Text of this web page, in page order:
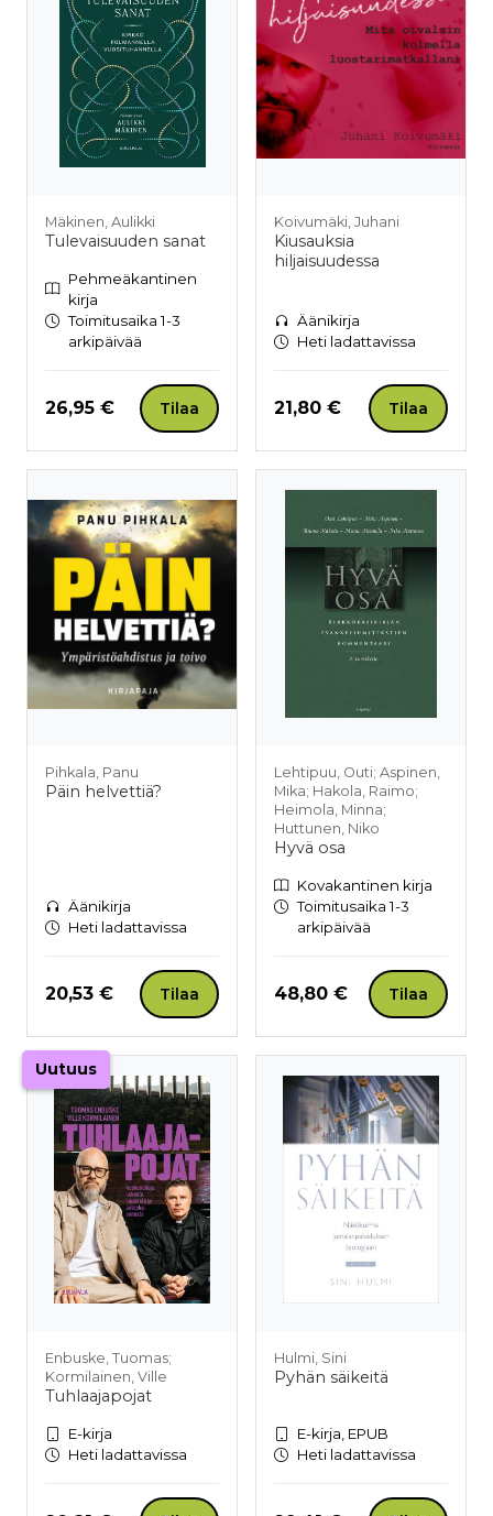
Mäkinen, Aulikki
Tulevaisuuden sanat
Pehmeäkantinen
kirja
Toimitusaika 1-3
arkipäivää
Hinta nyt
26,95 € Tilaa
Koivumäki, Juhani
Kiusauksia
hiljaisuudessa
Äänikirja
Heti ladattavissa
Hinta nyt
21,80 € Tilaa
Pihkala, Panu
Päin helvettiä?
Äänikirja
Heti ladattavissa
Hinta nyt
20,53 € Tilaa
Lehtipuu, Outi; Aspinen,
Mika; Hakola, Raimo;
Heimola, Minna;
Huttunen, Niko
Hyvä osa
Kovakantinen kirja
Toimitusaika 1-3
arkipäivää
Hinta nyt
48,80 € Tilaa
Uutuus
Enbuske, Tuomas;
Kormilainen, Ville
Tuhlaajapojat
E-kirja
Heti ladattavissa
Hulmi, Sini
Pyhän säikeitä
E-kirja, EPUB
Heti ladattavissa